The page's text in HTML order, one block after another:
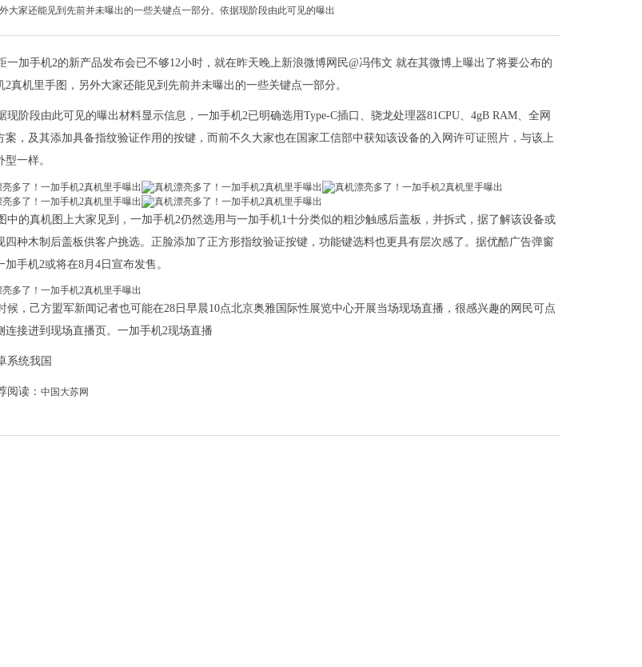
大家还能见到先前并未曝出的一些关键点一部分。依据现阶段由此可见的曝出
一加手机2的新产品发布会已不够12小时，就在昨天晚上新浪微博网民@冯伟文 就在其微博上曝出了将要公布的
2真机里手图，另外大家还能见到先前并未曝出的一些关键点一部分。
现阶段由此可见的曝出材料显示信息，一加手机2已明确选用Type-C插口、骁龙处理器81CPU、4gB RAM、全网
案，及其添加具备指纹验证作用的按键，而前不久大家也在国家工信部中获知该设备的入网许可证照片，与该上
一样。
中的真机图上大家见到，一加手机2仍然选用与一加手机1十分类似的粗沙触感后盖板，并拆式，据了解该设备或
四种木制后盖板供客户挑选。正脸添加了正方形指纹验证按键，功能键选料也更具有层次感了。据优酷广告弹窗
加手机2或将在8月4日宣布发售。
候，己方盟军新闻记者也可能在28日早晨10点北京奥雅国际性展览中心开展当场现场直播，很感兴趣的网民可点
连接进到现场直播页。一加手机2现场直播
系统我国
阅读： 中国大苏网